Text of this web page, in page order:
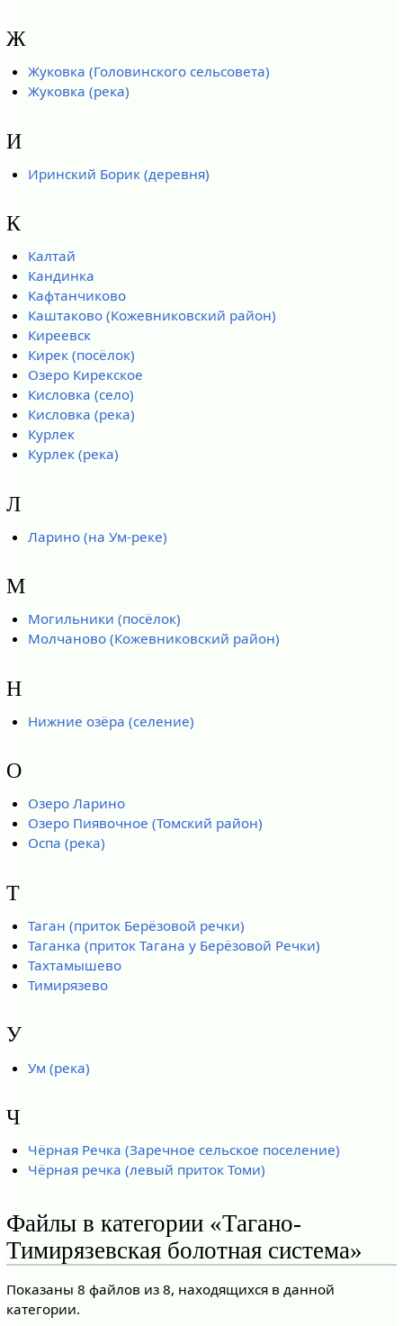
Ж
Жуковка (Головинского сельсовета)
Жуковка (река)
И
Иринский Борик (деревня)
К
Калтай
Кандинка
Кафтанчиково
Каштаково (Кожевниковский район)
Киреевск
Кирек (посёлок)
Озеро Кирекское
Кисловка (село)
Кисловка (река)
Курлек
Курлек (река)
Л
Ларино (на Ум-реке)
М
Могильники (посёлок)
Молчаново (Кожевниковский район)
Н
Нижние озёра (селение)
О
Озеро Ларино
Озеро Пиявочное (Томский район)
Оспа (река)
Т
Таган (приток Берёзовой речки)
Таганка (приток Тагана у Берёзовой Речки)
Тахтамышево
Тимирязево
У
Ум (река)
Ч
Чёрная Речка (Заречное сельское поселение)
Чёрная речка (левый приток Томи)
Файлы в категории «Тагано-
Тимирязевская болотная система»
Показаны 8 файлов из 8, находящихся в данной
категории.